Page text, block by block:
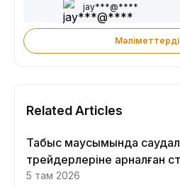
jay***@****
Related Articles
Табыс маусымында
трейдерлеріне арналған
5 там 2026